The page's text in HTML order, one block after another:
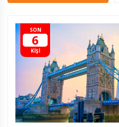
SON
6
KİŞİ